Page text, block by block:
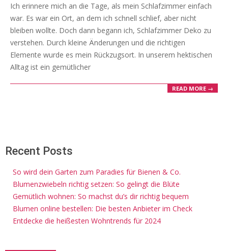
04
Ich erinnere mich an die Tage, als mein Schlafzimmer einfach
war. Es war ein Ort, an dem ich schnell schlief, aber nicht
bleiben wollte. Doch dann begann ich, Schlafzimmer Deko zu
verstehen. Durch kleine Änderungen und die richtigen
Elemente wurde es mein Rückzugsort. In unserem hektischen
Alltag ist ein gemütlicher
READ MORE →
Recent Posts
So wird dein Garten zum Paradies für Bienen & Co.
Blumenzwiebeln richtig setzen: So gelingt die Blüte
Gemütlich wohnen: So machst du’s dir richtig bequem
Blumen online bestellen: Die besten Anbieter im Check
Entdecke die heißesten Wohntrends für 2024